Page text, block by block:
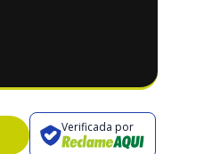
Verificada por